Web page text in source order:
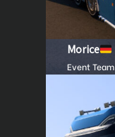
Morice
Event Team